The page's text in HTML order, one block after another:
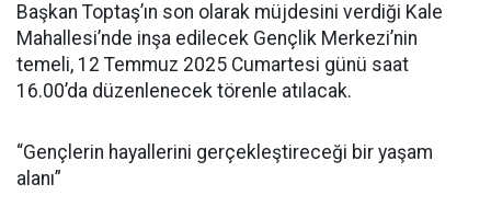
Başkan Toptaş’ın son olarak müjdesini verdiği Kale
Mahallesi’nde inşa edilecek Gençlik Merkezi’nin
temeli, 12 Temmuz 2025 Cumartesi günü saat
16.00’da düzenlenecek törenle atılacak.
“Gençlerin hayallerini gerçekleştireceği bir yaşam
alanı”